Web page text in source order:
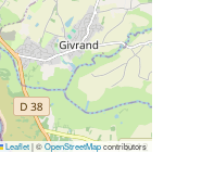
Leaflet |©OpenStreetMapcontributors